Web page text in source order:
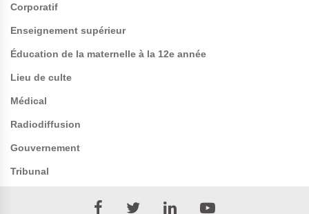
Corporatif
Enseignement supérieur
Éducation de la maternelle à la 12e année
Lieu de culte
Médical
Radiodiffusion
Gouvernement
Tribunal